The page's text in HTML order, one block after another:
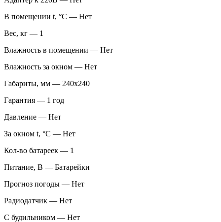
В помещении t, °С — Нет
Вес, кг — 1
Влажность в помещении — Нет
Влажность за окном — Нет
Габариты, мм — 240x240
Гарантия — 1 год
Давление — Нет
За окном t, °С — Нет
Кол-во батареек — 1
Питание, В — Батарейки
Прогноз погоды — Нет
Радиодатчик — Нет
С будильником — Нет